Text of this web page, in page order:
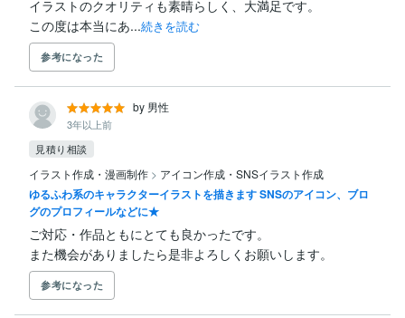
イラストのクオリティも素晴らしく、大満足です。
この度は本当にあ...続きを読む
参考になった
by 男性
3年以上前
見積り相談
イラスト作成・漫画制作 > アイコン作成・SNSイラスト作成
ゆるふわ系のキャラクターイラストを描きます SNSのアイコン、ブロ
グのプロフィールなどに★
ご対応・作品ともにとても良かったです。
また機会がありましたら是非よろしくお願いします。
参考になった